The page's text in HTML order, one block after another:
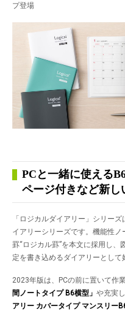
プ登場
PCと一緒に使える
ページ付きなど新し
「ロジカルダイアリー」シリー
イアリーシリーズです。機能性
罫“ロジカル罫”を本文に採用し
定を書き込めるダイアリーとして
2023年版は、PCの前に置いて作
間ノートタイプ B6横型」 や充実
アリー カバータイプ マンスリー